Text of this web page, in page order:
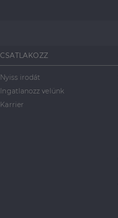
CSATLAKOZZ
Nyiss irodát
Ingatlanozz velünk
Karrier